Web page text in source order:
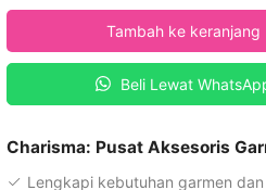
Printing
Desain
M-
Tambah ke keranjang
Beli Lewat
Charisma: Pusat Aksesoris
Lengkapi kebutuhan garmen